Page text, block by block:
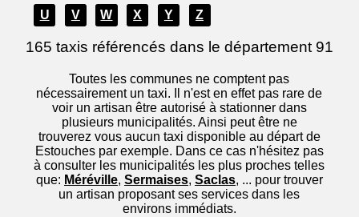
U V W X Y Z
165 taxis référencés dans le département 91
Toutes les communes ne comptent pas
nécessairement un taxi. Il n'est en effet pas rare de
voir un artisan être autorisé à stationner dans
plusieurs municipalités. Ainsi peut être ne
trouverez vous aucun taxi disponible au départ de
Estouches par exemple. Dans ce cas n'hésitez pas
à consulter les municipalités les plus proches telles
que: Méréville, Sermaises, Saclas, ... pour trouver
un artisan proposant ses services dans les
environs immédiats.